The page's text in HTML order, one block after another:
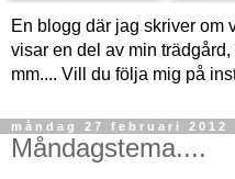
En blogg där jag skriver om
visar en del av min
mm.... Vill du följa mig på
måndag 27 februari 2012
Måndagstema....